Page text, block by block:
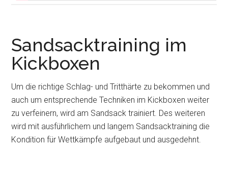
Sandsacktraining im
Kickboxen
Um die richtige Schlag- und Tritthärte zu bekommen und
auch um entsprechende Techniken im Kickboxen weiter
zu verfeinern, wird am Sandsack trainiert. Des weiteren
wird mit ausführlichem und langem Sandsacktraining die
Kondition für Wettkämpfe aufgebaut und ausgedehnt.